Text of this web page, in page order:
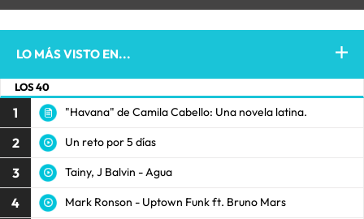
LO MÁS VISTO EN...
LOS 40
1 "Havana" de Camila Cabello: Una novela latina.
2 Un reto por 5 días
3 Tainy, J Balvin - Agua
4 Mark Ronson - Uptown Funk ft. Bruno Mars